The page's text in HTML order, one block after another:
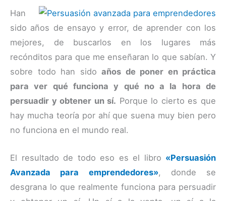
Han
sido años de ensayo y error, de aprender con los
mejores, de buscarlos en los lugares más
recónditos para que me enseñaran lo que sabían. Y
sobre todo han sido años de poner en práctica
para ver qué funciona y qué no a la hora de
persuadir y obtener un sí. Porque lo cierto es que
hay mucha teoría por ahí que suena muy bien pero
no funciona en el mundo real.
El resultado de todo eso es el libro «Persuasión
Avanzada para emprendedores», donde se
desgrana lo que realmente funciona para persuadir